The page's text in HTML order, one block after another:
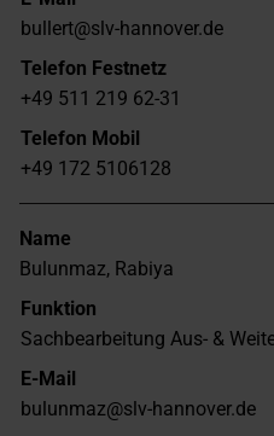
bullert@slv-hannover.de
Telefon Festnetz
+49 511 219 62-31
Telefon Mobil
+49 172 5106128
Name
Bulunmaz, Rabiya
Funktion
Sachbearbeitung Aus- &
E-Mail
bulunmaz@slv-hannover.de